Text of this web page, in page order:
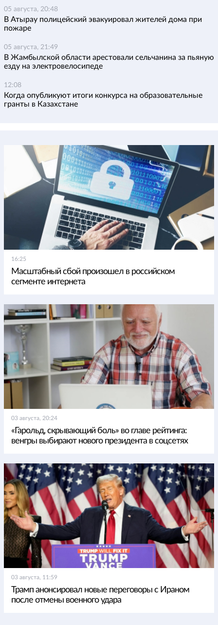
05 августа, 20:48
В Атырау полицейский эвакуировал жителей дома при
пожаре
05 августа, 21:49
В Жамбылской области арестовали сельчанина за пьяную
езду на электровелосипеде
12:08
Когда опубликуют итоги конкурса на образовательные
гранты в Казахстане
16:25
Масштабный сбой произошел в российском
сегменте интернета
03 августа, 20:24
«Гарольд, скрывающий боль» во главе рейтинга:
венгры выбирают нового президента в соцсетях
03 августа, 11:59
Трамп анонсировал новые переговоры с Ираном
после отмены военного удара